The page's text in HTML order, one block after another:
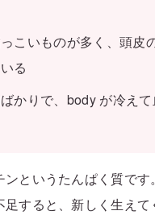
こいものが多く、頭皮
る
かりで、body が冷え
というたんぱく質です。
足すると、新しく生えて